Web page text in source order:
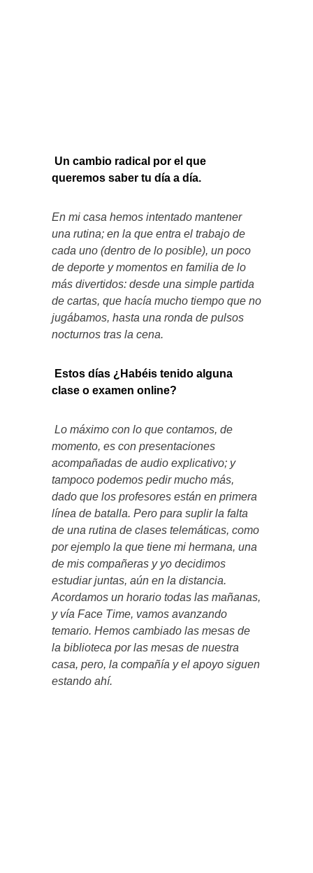
Un cambio radical por el que
queremos saber tu día a día.
En mi casa hemos intentado mantener
una rutina; en la que entra el trabajo de
cada uno (dentro de lo posible), un poco
de deporte y momentos en familia de lo
más divertidos: desde una simple partida
de cartas, que hacía mucho tiempo que no
jugábamos, hasta una ronda de pulsos
nocturnos tras la cena.
Estos días ¿Habéis tenido alguna
clase o examen online?
Lo máximo con lo que contamos, de
momento, es con presentaciones
acompañadas de audio explicativo; y
tampoco podemos pedir mucho más,
dado que los profesores están en primera
línea de batalla. Pero para suplir la falta
de una rutina de clases telemáticas, como
por ejemplo la que tiene mi hermana, una
de mis compañeras y yo decidimos
estudiar juntas, aún en la distancia.
Acordamos un horario todas las mañanas,
y vía Face Time, vamos avanzando
temario. Hemos cambiado las mesas de
la biblioteca por las mesas de nuestra
casa, pero, la compañía y el apoyo siguen
estando ahí.